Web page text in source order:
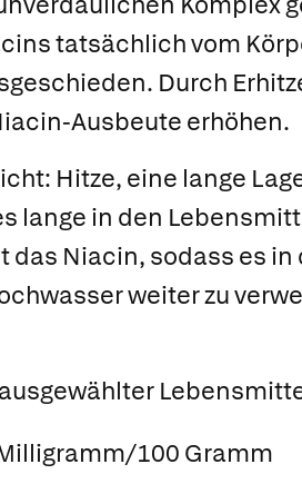
tatsächlich vom
Durch
Ausbeute erhöhen.
Hitze, eine lange
lange in den
das Niacin, sodass es
weiter zu
100 Gramm